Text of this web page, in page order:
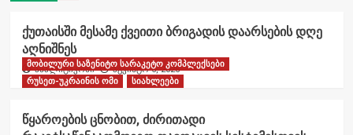
ქუთაისში მესამე ქვეითი ბრიგადის დაარსების დღე
აღნიშნეს
ანალიტიკოსი აგვისტო 6, 2026
მობილური საზენიტო სარაკეტო კომპლექსები
რუსეთ-უკრაინის ომი
სიახლეები
წყაროების ცნობით, ძირითადი